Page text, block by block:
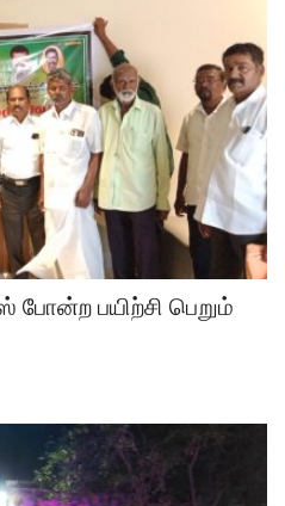
பயிற்சி பெறும்